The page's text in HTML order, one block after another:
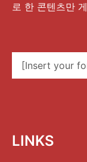
로 한 콘텐츠만
[Insert your
LINKS